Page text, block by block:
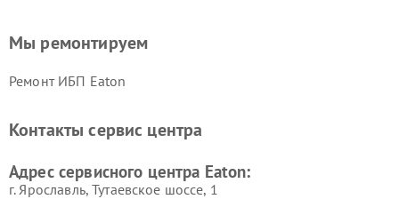
Мы ремонтируем
Ремонт ИБП Eaton
Контакты сервис центра
Адрес сервисного центра Eaton:
г. Ярославль, Тутаевское шоссе, 1